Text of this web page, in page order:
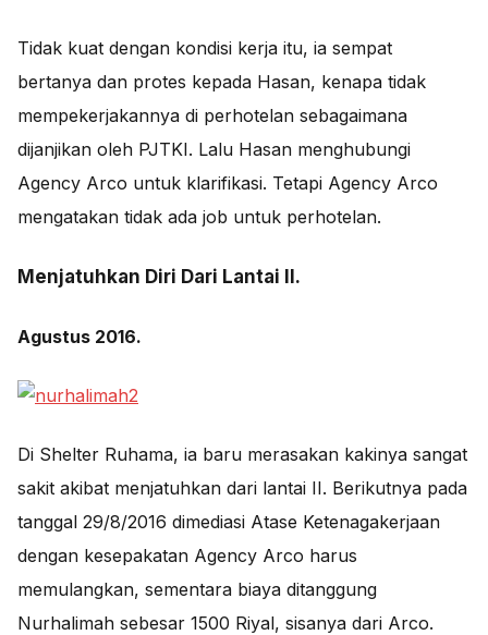
Tidak kuat dengan kondisi kerja itu, ia sempat
bertanya dan protes kepada Hasan, kenapa tidak
mempekerjakannya di perhotelan sebagaimana
dijanjikan oleh PJTKI. Lalu Hasan menghubungi
Agency Arco untuk klarifikasi. Tetapi Agency Arco
mengatakan tidak ada job untuk perhotelan.
Menjatuhkan Diri Dari Lantai II.
Agustus 2016.
Di Shelter Ruhama, ia baru merasakan kakinya sangat
sakit akibat menjatuhkan dari lantai II. Berikutnya pada
tanggal 29/8/2016 dimediasi Atase Ketenagakerjaan
dengan kesepakatan Agency Arco harus
memulangkan, sementara biaya ditanggung
Nurhalimah sebesar 1500 Riyal, sisanya dari Arco.